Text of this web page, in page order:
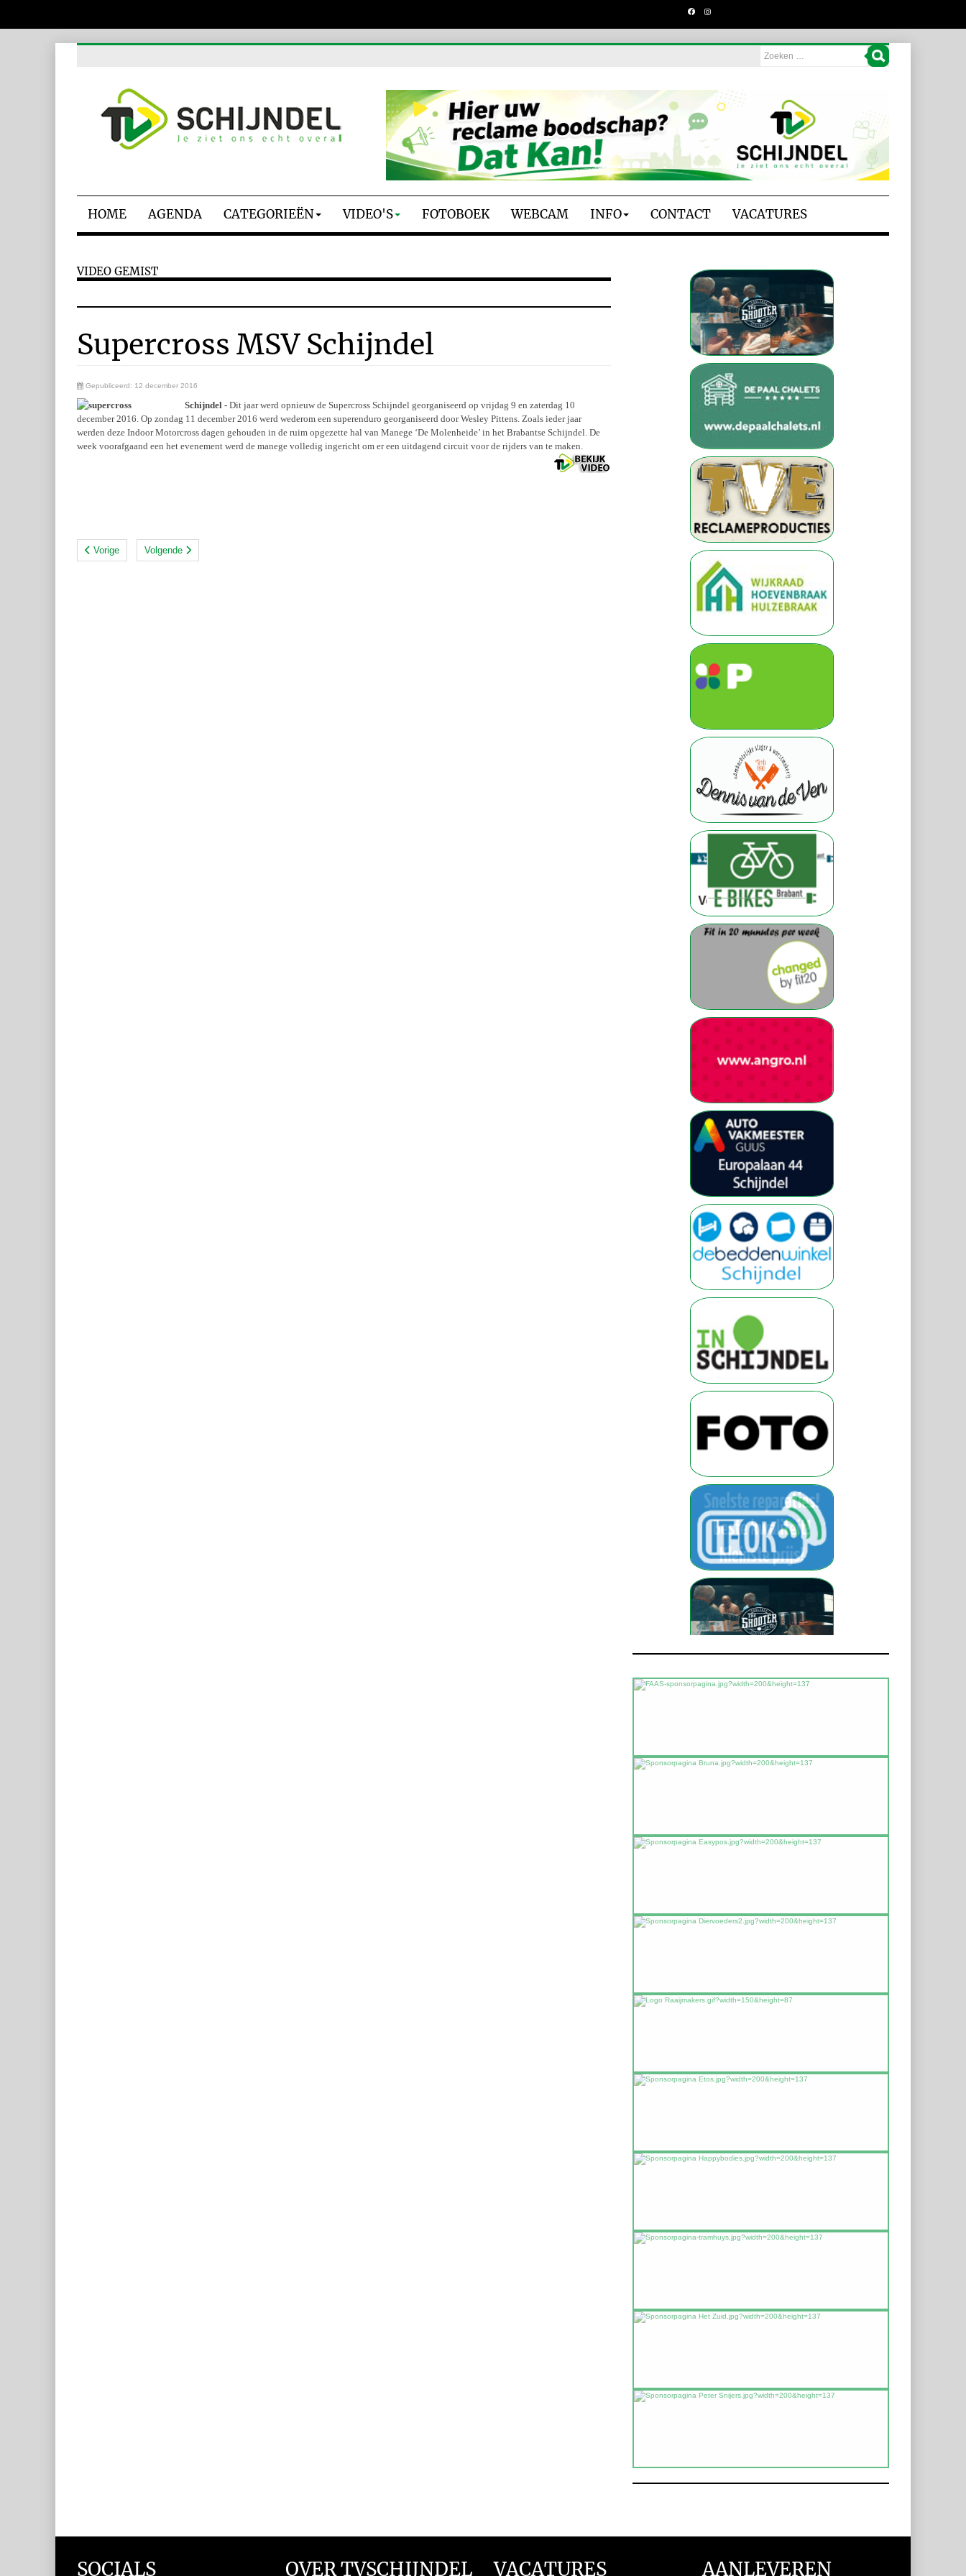
HOME AGENDA CATEGORIEËN VIDEO'S FOTOBOEK WEBCAM INFO CONTACT VACATURES
VIDEO GEMIST
Supercross MSV Schijndel
Gepubliceerd: 12 december 2016
Schijndel - Dit jaar werd opnieuw de Supercross Schijndel georganiseerd op vrijdag 9 en zaterdag 10
december 2016. Op zondag 11 december 2016 werd wederom een superenduro georganiseerd door Wesley Pittens. Zoals ieder jaar
werden deze Indoor Motorcross dagen gehouden in de ruim opgezette hal van Manege ‘De Molenheide’ in het Brabantse Schijndel. De
week voorafgaand een het evenement werd de manege volledig ingericht om er een uitdagend circuit voor de rijders van te maken.
Vorige Volgende
SOCIALS OVER TVSCHIJNDEL VACATURES AANLEVEREN